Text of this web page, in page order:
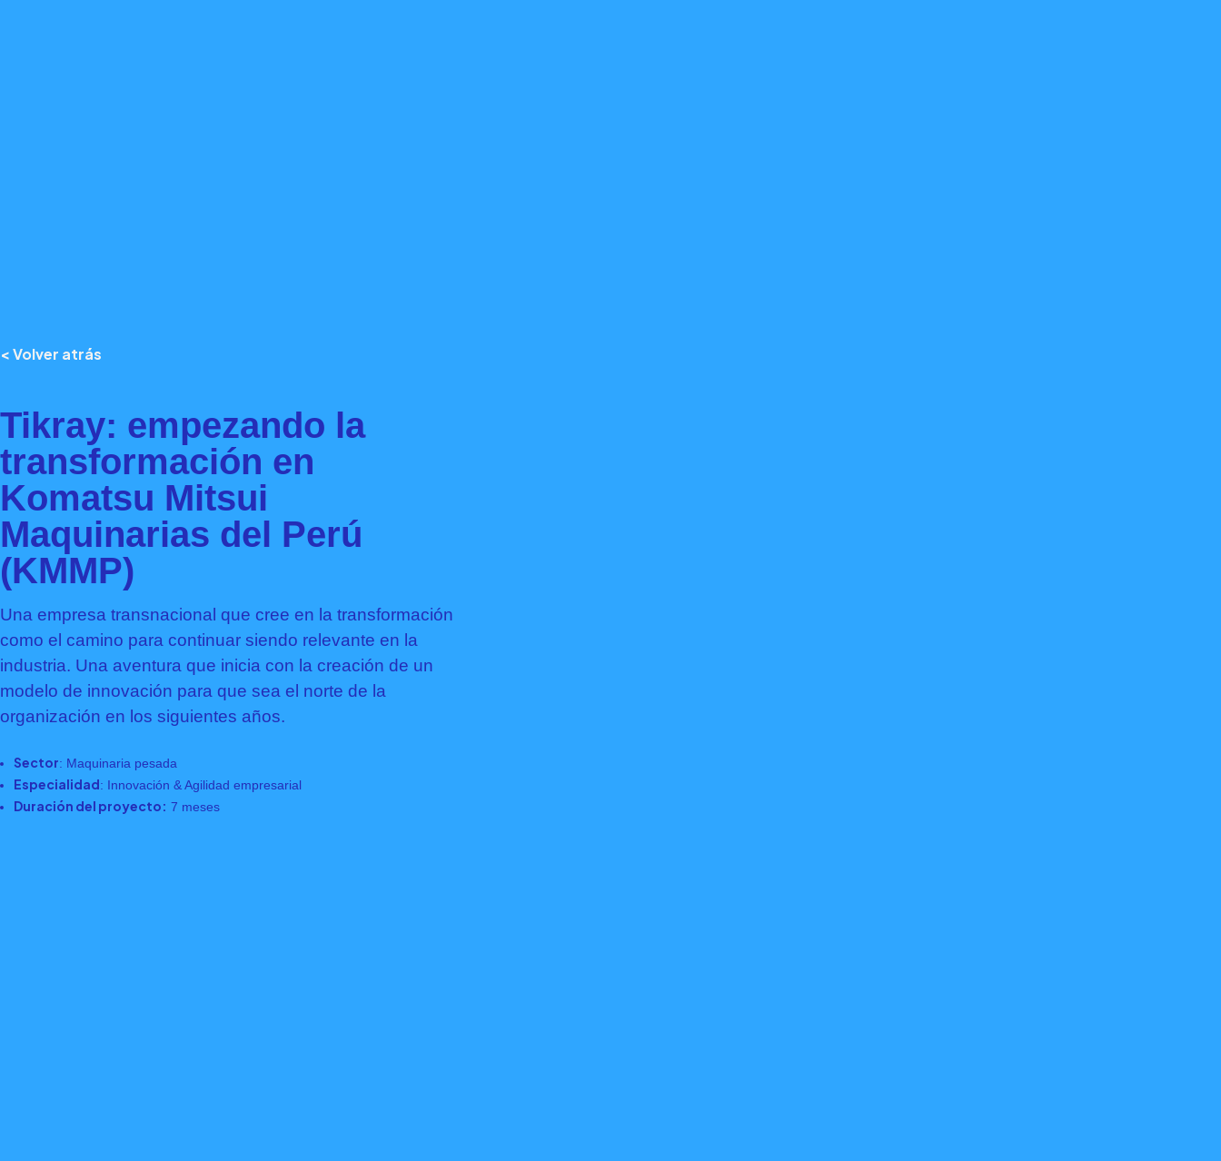
< Volver atrás
Tikray: empezando la
transformación en
Komatsu Mitsui
Maquinarias del Perú
(KMMP)
Una empresa transnacional que cree en la transformación
como el camino para continuar siendo relevante en la
industria. Una aventura que inicia con la creación de un
modelo de innovación para que sea el norte de la
organización en los siguientes años.
Sector: Maquinaria pesada
Especialidad: Innovación & Agilidad empresarial
Duración del proyecto: 7 meses